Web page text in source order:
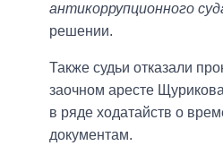
антикоррупционного
решении.
Также судьи отказали
заочном аресте
в ряде ходатайств о
документам.